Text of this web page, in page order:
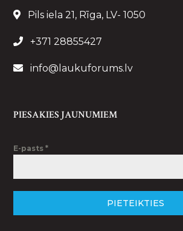
Pils iela 21, Rīga, LV- 1050
+371 28855427
info@laukuforums.lv
PIESAKIES JAUNUMIEM
E-pasts*
PIETEIKTIES